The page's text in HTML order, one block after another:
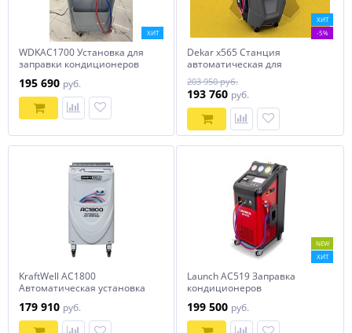
ХИТ
WDKAC1700 Установка для
заправки кондиционеров
195 690 руб.
ХИТ
-5%
Dekar x565 Станция
автоматическая для
заправки автомобильных
кондиционеров
203 950 руб.
193 760 руб.
KraftWell AC1800
Автоматическая установка
автомобильных
кондиционеров с сенсорным
179 910 руб.
NEW
ХИТ
Launch AC519 Заправка
кондиционеров
199 500 руб.